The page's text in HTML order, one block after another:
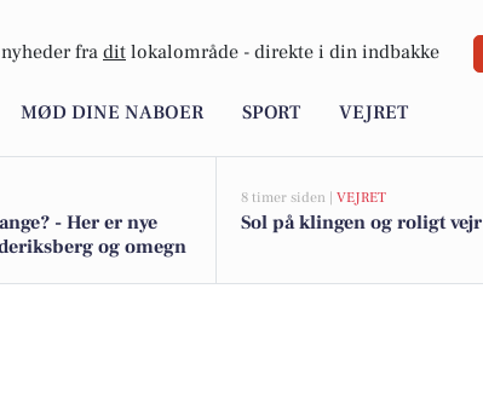
fra dit lokalområde - direkte i din indbakke
MØD DINE NABOER SPORT VEJRET
- Her er nye
og omegn
8 timer siden | VEJRET
Sol på klingen og roligt vejr